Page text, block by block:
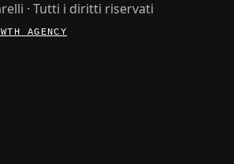
· Tutti i diritti riservati
AGENCY